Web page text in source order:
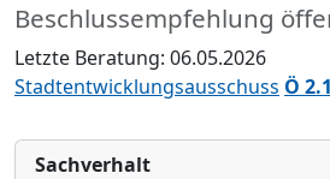
Beschlussempfehlung
Letzte Beratung: 06.05.2026
Stadtentwicklungsausschuss Ö 2.1
Sachverhalt